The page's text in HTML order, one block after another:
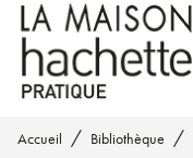
MENU RECHERCHE
PIED DE PAGE
Accueil / Bibliothèque /